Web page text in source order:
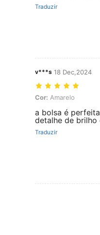
Traduzir
v***s 18 Dec,2024
Cor: Amarelo
Cor: Amarelo
a bolsa é
detalhe de brilho
Traduzir